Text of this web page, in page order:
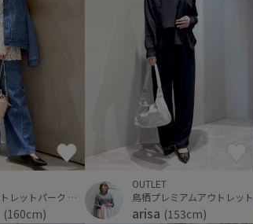
三井アウトレットパーク 横浜ベイサイド
(160cm)
OUTLET
鳥栖プレミアムアウトレット
arisa (153cm)